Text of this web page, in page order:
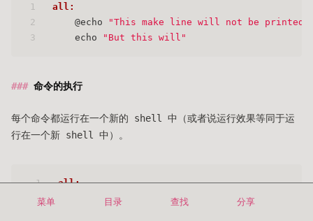
1
2
3
all:
    @echo
"This make line will not be printed"
    echo
"But this will"
命令的执行
每个命令都运行在一个新的 shell 中（或者说运行效果等同于运
行在一个新 shell 中）。
1
2
all:
    cd ..
菜单 目录 查找 分享